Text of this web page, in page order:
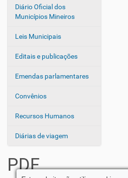
Diário Oficial dos
Municípios Mineiros
Leis Municipais
Editais e publicações
Emendas parlamentares
Convênios
Recursos Humanos
Diárias de viagem
PDF